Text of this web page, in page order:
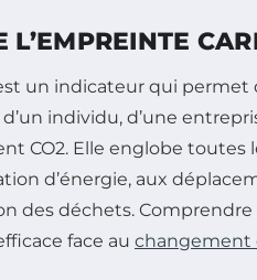
L’EMPREINTE
un indicateur qui
individu, d’une
CO2. Elle englobe toutes
d’énergie, aux
des déchets. Comprendre
face au changement